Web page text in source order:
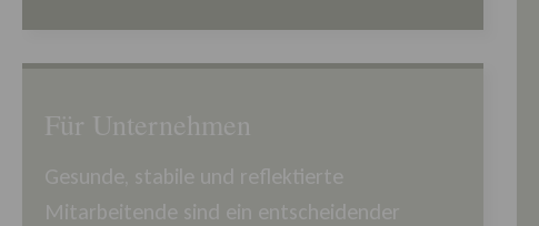
Für Unternehmen
Gesunde, stabile und reflektierte
Mitarbeitende sind ein entscheidender